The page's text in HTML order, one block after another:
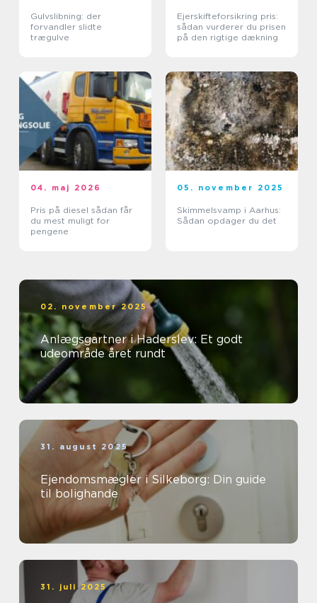
Gulvslibning: der
forvandler slidte
trægulve
Ejerskifteforsikring pris:
sådan vurderer du prisen
på den rigtige dækning
04. maj 2026
Pris på diesel sådan får
du mest muligt for
pengene
05. november 2025
Skimmelsvamp i Aarhus:
Sådan opdager du det
02. november 2025
Anlægsgartner i Haderslev: Et godt
udeområde året rundt
31. august 2025
Ejendomsmægler i Silkeborg: Din guide
til bolighande
31. juli 2025